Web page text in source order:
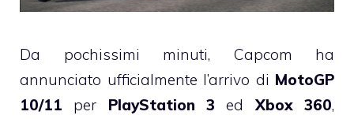
Da pochissimi minuti, Capcom ha
annunciato ufficialmente l’arrivo di MotoGP
10/11 per PlayStation 3 ed Xbox 360,